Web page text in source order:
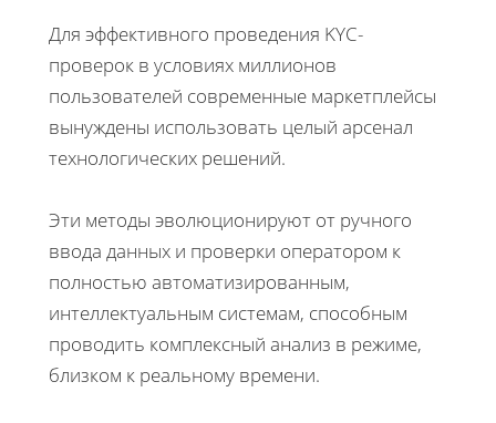
Для эффективного проведения KYC-
проверок в условиях миллионов
пользователей современные маркетплейсы
вынуждены использовать целый арсенал
технологических решений.
Эти методы эволюционируют от ручного
ввода данных и проверки оператором к
полностью автоматизированным,
интеллектуальным системам, способным
проводить комплексный анализ в режиме,
близком к реальному времени.